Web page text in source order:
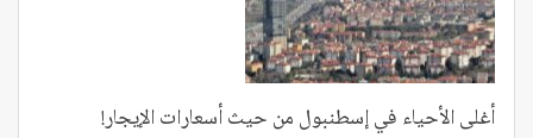
أغلى الأحياء في إسطنبول من حيث أسعارات الإيجار!